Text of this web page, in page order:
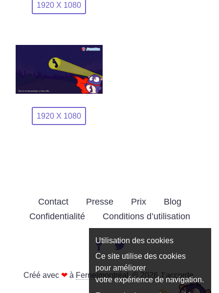
1920 X 1080
1920 X 1080
Utilisation des cookies
Ce site utilise des cookies
pour améliorer
votre expérience de navigation.
Contact Presse Prix
Blog
Confidentialité
Conditions d’utilisation
Créé avec ❤ à Fernelmontréal . © 2026 J’accorde.